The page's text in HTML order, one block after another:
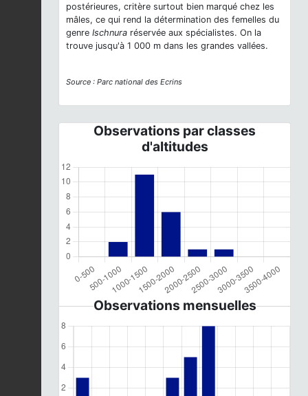
postérieures, critère surtout bien marqué chez les
mâles, ce qui rend la détermination des femelles du
genre Ischnura réservée aux spécialistes. On la
trouve jusqu'à 1 000 m dans les grandes vallées.
Source : Parc national des Ecrins
Observations par classes
d'altitudes
Observations mensuelles